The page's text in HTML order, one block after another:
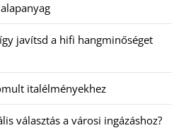
javítsd a hifi hangminőséget
italélményekhez
választás a városi ingázáshoz?